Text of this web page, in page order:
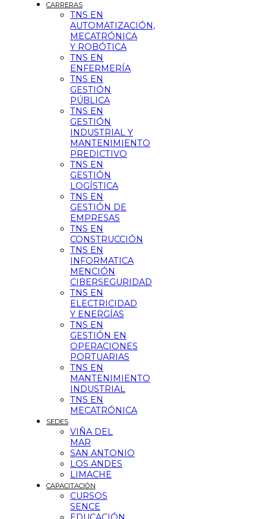
CARRERAS
TNS EN
AUTOMATIZACIÓN,
MECATRÓNICA
Y ROBÓTICA
TNS EN
ENFERMERÍA
TNS EN
GESTIÓN
PÚBLICA
TNS EN
GESTIÓN
INDUSTRIAL Y
MANTENIMIENTO
PREDICTIVO
TNS EN
GESTIÓN
LOGÍSTICA
TNS EN
GESTIÓN DE
EMPRESAS
TNS EN
CONSTRUCCIÓN
TNS EN
INFORMATICA
MENCIÓN
CIBERSEGURIDAD
TNS EN
ELECTRICIDAD
Y ENERGÍAS
TNS EN
GESTIÓN EN
OPERACIONES
PORTUARIAS
TNS EN
MANTENIMIENTO
INDUSTRIAL
TNS EN
MECATRÓNICA
SEDES
VIÑA DEL
MAR
SAN ANTONIO
LOS ANDES
LIMACHE
CAPACITACIÓN
CURSOS
SENCE